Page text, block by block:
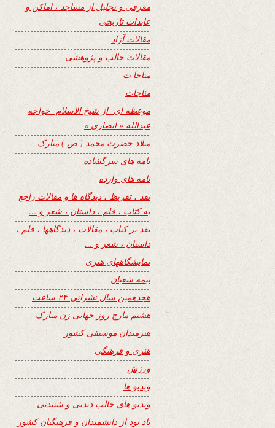
معرفی و تجلیل از مساجد ، اماکن و
عابدات تاریخی
مقالات آزاد
مقالات جالب و پژوهشی
مناجا ت
مناجات
موعظه ای از شیخ الاسلام خواجه
عبدالله « انصاری »
میلاد حضرت محمد ( ص ) مبارک
نامه های سرگشاده
نامه های وارده
نفد ، تقریظ ، دیدگاه ها و مقالات راجع
به کتاب ، فلم ، داستان ، شعر و …
نفد بر کتاب ، مقالات ، دیدگاهها ، فلم ،
داستان ، شعر و …
نمایشگاههای هنری
نیمه شعبان
هجدهمین سال نشراتی ۲۴ ساعت
هشتم مارچ روز جهانی زن مبارک
هنرمندان موسیقی کشور
هنری و فرهنگی
ورزش
ویدیو ها
ویدیو های جالب دیدنی و شنیدنی
یاد بود از دانشمندان و فرهنگیان کشور